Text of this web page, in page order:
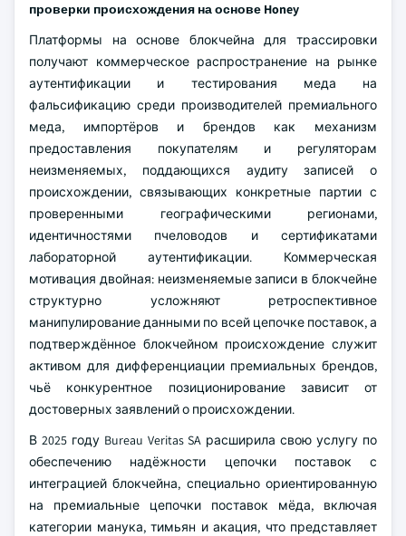
проверки происхождения на основе Honey
Платформы на основе блокчейна для трассировки
получают коммерческое распространение на рынке
аутентификации и тестирования меда на
фальсификацию среди производителей премиального
меда, импортёров и брендов как механизм
предоставления покупателям и регуляторам
неизменяемых, поддающихся аудиту записей о
происхождении, связывающих конкретные партии с
проверенными географическими регионами,
идентичностями пчеловодов и сертификатами
лабораторной аутентификации. Коммерческая
мотивация двойная: неизменяемые записи в блокчейне
структурно усложняют ретроспективное
манипулирование данными по всей цепочке поставок, а
подтверждённое блокчейном происхождение служит
активом для дифференциации премиальных брендов,
чьё конкурентное позиционирование зависит от
достоверных заявлений о происхождении.
В 2025 году Bureau Veritas SA расширила свою услугу по
обеспечению надёжности цепочки поставок с
интеграцией блокчейна, специально ориентированную
на премиальные цепочки поставок мёда, включая
категории манука, тимьян и акация, что представляет